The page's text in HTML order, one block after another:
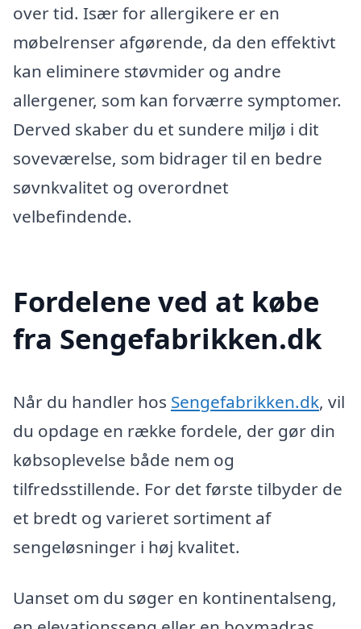
over tid. Især for allergikere er en
møbelrenser afgørende, da den effektivt
kan eliminere støvmider og andre
allergener, som kan forværre symptomer.
Derved skaber du et sundere miljø i dit
soveværelse, som bidrager til en bedre
søvnkvalitet og overordnet
velbefindende.
Fordelene ved at købe
fra Sengefabrikken.dk
Når du handler hos Sengefabrikken.dk, vil
du opdage en række fordele, der gør din
købsoplevelse både nem og
tilfredsstillende. For det første tilbyder de
et bredt og varieret sortiment af
sengeløsninger i høj kvalitet.
Uanset om du søger en kontinentalseng,